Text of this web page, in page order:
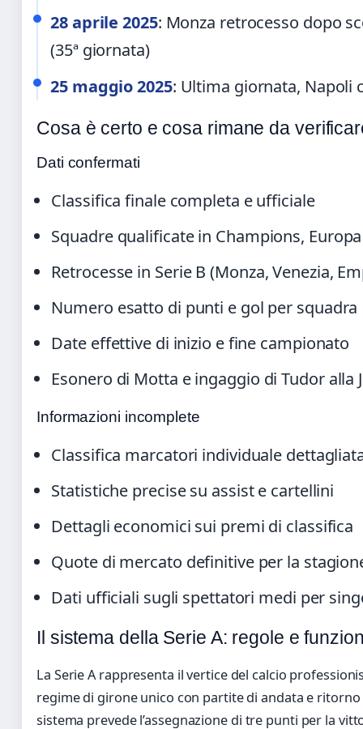
28 aprile 2025: Monza retrocesso dopo
(35ª giornata)
25 maggio 2025: Ultima giornata, Napoli
Cosa è certo e cosa rimane da
Dati confermati
Classifica finale completa e ufficiale
Squadre qualificate in Champions,
Retrocesse in Serie B (Monza, Venezia,
Numero esatto di punti e gol per squadra
Date effettive di inizio e fine campionato
Esonero di Motta e ingaggio di Tudor alla
Informazioni incomplete
Classifica marcatori individuale
Statistiche precise su assist e cartellini
Dettagli economici sui premi di classifica
Quote di mercato definitive per la
Dati ufficiali sugli spettatori medi per
Il sistema della Serie A: regole e
La Serie A rappresenta il vertice del calcio
regime di girone unico con partite di andata e
sistema prevede l’assegnazione di tre punti per la